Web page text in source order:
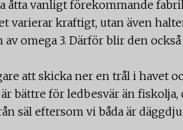
åtta vanligt förekommande
varierar kraftigt, utan även
omega 3. Därför blir den
att skicka ner en trål i havet
bättre för ledbesvär än fiskolja,
säl eftersom vi båda är